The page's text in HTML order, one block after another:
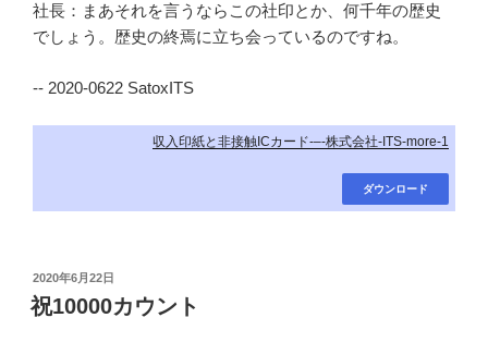
社長：まあそれを言うならこの社印とか、何千年の歴史
でしょう。歴史の終焉に立ち会っているのですね。
-- 2020-0622 SatoxITS
収入印紙と非接触ICカード-–-株式会社-ITS-more-1
ダウンロード
投
稿
日:
2020年6月22日
祝10000カウント